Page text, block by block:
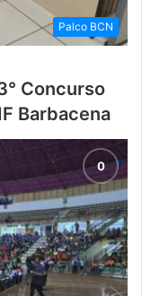
Palco BCN
Concurso
Barbacena